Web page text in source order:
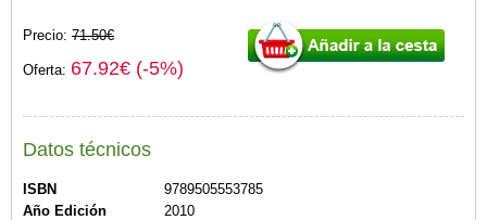
Precio: 71.50€
Oferta: 67.92€ (-5%)
Datos técnicos
ISBN
9789505553785
Año Edición
2010